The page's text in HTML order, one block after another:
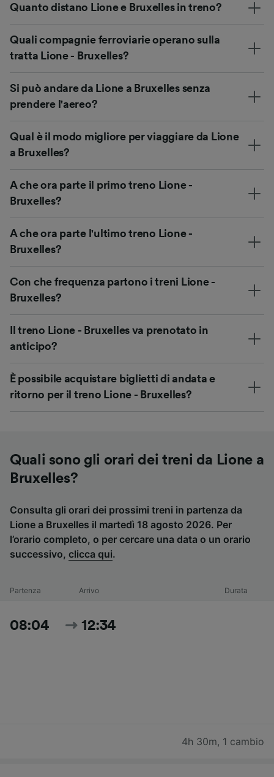
Quanto distano Lione e Bruxelles in treno?
Quali compagnie ferroviarie operano sulla
tratta Lione - Bruxelles?
Si può andare da Lione a Bruxelles senza
prendere l'aereo?
Qual è il modo migliore per viaggiare da Lione
a Bruxelles?
A che ora parte il primo treno Lione -
Bruxelles?
A che ora parte l'ultimo treno Lione -
Bruxelles?
Con che frequenza partono i treni Lione -
Bruxelles?
Il treno Lione - Bruxelles va prenotato in
anticipo?
È possibile acquistare biglietti di andata e
ritorno per il treno Lione - Bruxelles?
Quali sono gli orari dei treni da Lione a
Bruxelles?
Consulta gli orari dei prossimi treni in partenza da
Lione a Bruxelles il martedì 18 agosto 2026. Per
l’orario completo, o per cercare una data o un orario
successivo, clicca qui.
Partenza Arrivo Durata
08:04 12:34
4h 30m, 1 cambio